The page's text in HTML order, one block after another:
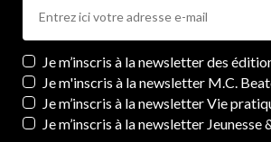
Newsletters
Je m’inscris à la newsletter des
Je m'inscris à la newsletter M.C.
Je m’inscris à la newsletter Vie
Je m’inscris à la newsletter Jeunesse